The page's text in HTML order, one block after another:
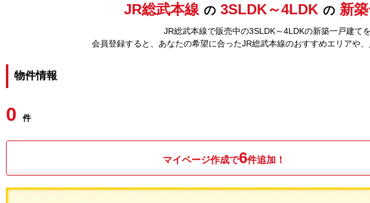
JR総武本線 の 3SLDK～4LDK の 新
JR総武本線で販売中の3SLDK～4LDKの新築一戸建て
会員登録すると、あなたの希望に合ったJR総武本線のおすすめエリアや
物件情報
0 件
マイページ作成で6件追加！